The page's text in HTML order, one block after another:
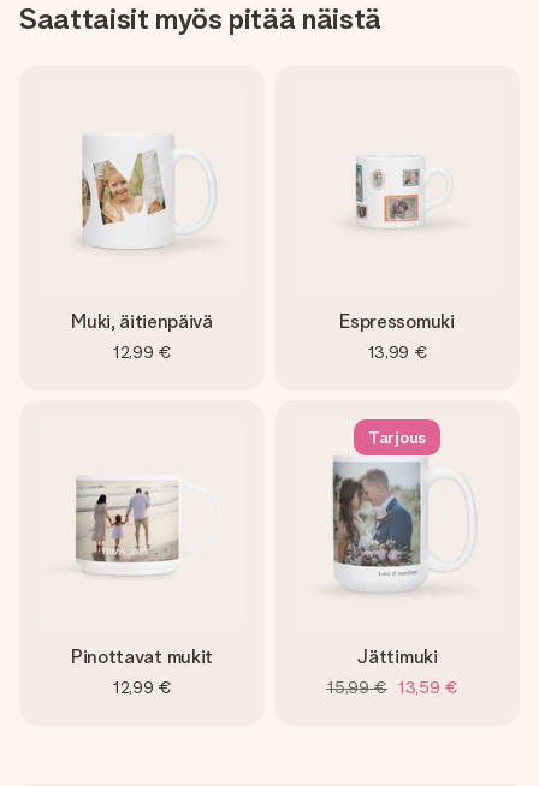
Saattaisit myös pitää näistä
Muki, äitienpäivä
12,99 €
Espressomuki
13,99 €
Pinottavat mukit
12,99 €
Tarjous
Jättimuki
15,99 € 13,59 €